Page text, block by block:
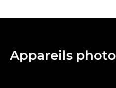
Appareils photo